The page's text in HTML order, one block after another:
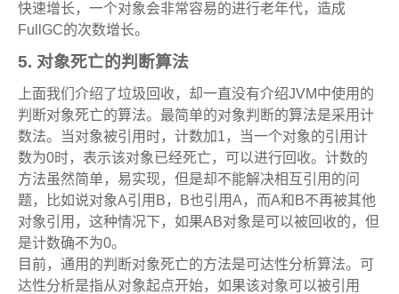
快速增长，一个对象会非常容易的进行老年代，造成
FullGC的次数增长。
5. 对象死亡的判断算法
上面我们介绍了垃圾回收，却一直没有介绍JVM中使用的
判断对象死亡的算法。最简单的对象判断的算法是采用计
数法。当对象被引用时，计数加1，当一个对象的引用计
数为0时，表示该对象已经死亡，可以进行回收。计数的
方法虽然简单，易实现，但是却不能解决相互引用的问
题，比如说对象A引用B，B也引用A，而A和B不再被其他
对象引用，这种情况下，如果AB对象是可以被回收的，但
是计数确不为0。
目前，通用的判断对象死亡的方法是可达性分析算法。可
达性分析是指从对象起点开始，如果该对象可以被引用